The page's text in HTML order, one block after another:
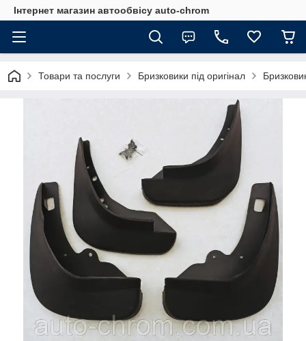
Інтернет магазин автообвісу auto-chrom
Товари та послуги Бризковики під оригінал